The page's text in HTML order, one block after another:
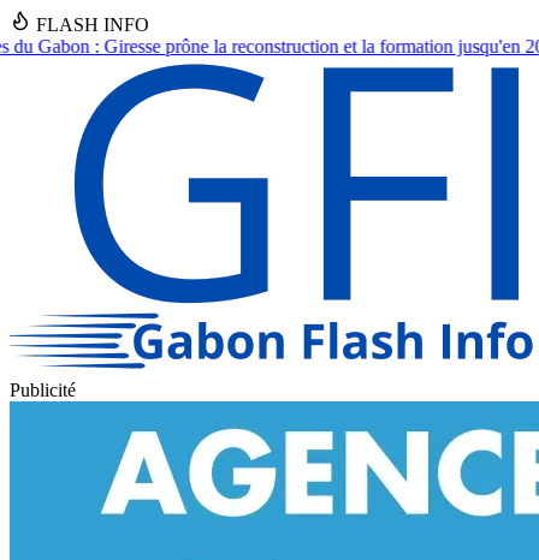
FLASH INFO
et la formation jusqu'en 2030.●Asecna Gabon : Nadine
Publicité